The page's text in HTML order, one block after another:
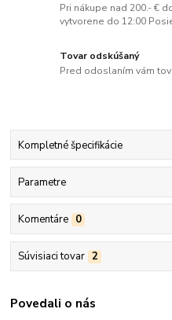
Pri nákupe nad 200.- €
vytvorene do 12:00
Tovar odskúšaný
Pred odoslaním vám
Kompletné špecifikácie
Parametre
Komentáre 0
Súvisiaci tovar 2
Povedali o nás